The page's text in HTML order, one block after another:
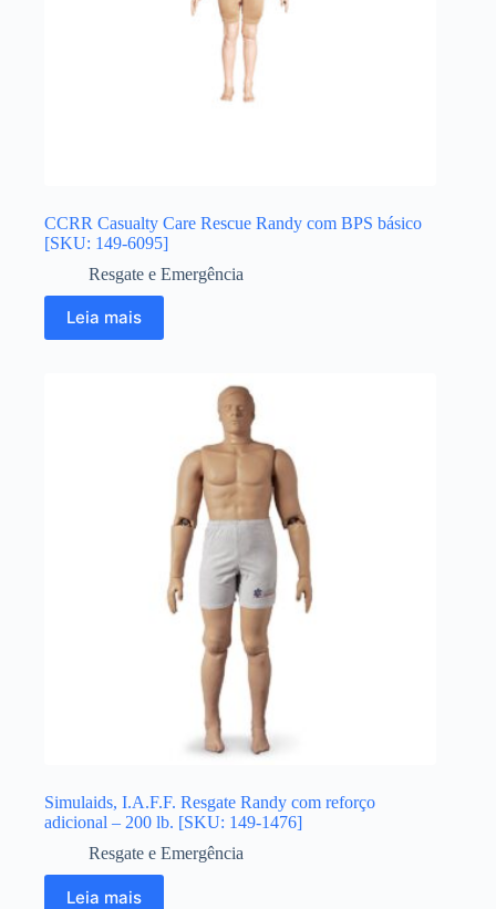
CCRR Casualty Care Rescue Randy com BPS básico
[SKU: 149-6095]
Resgate e Emergência
Leia mais
Simulaids, I.A.F.F. Resgate Randy com reforço
adicional – 200 lb. [SKU: 149-1476]
Resgate e Emergência
Leia mais